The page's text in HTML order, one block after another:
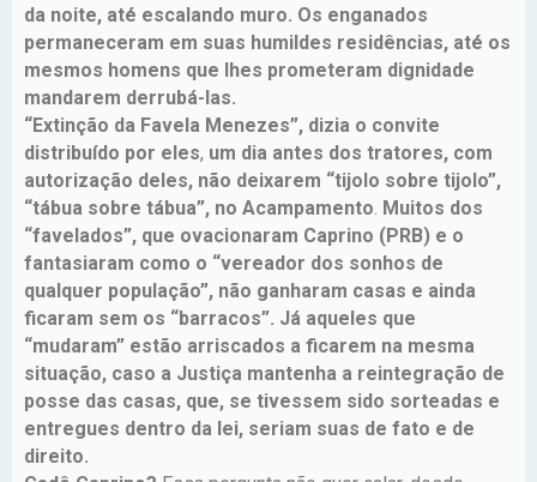
da noite, até escalando muro. Os enganados
permaneceram em suas humildes residências, até os
mesmos homens que lhes prometeram dignidade
mandarem derrubá-las.
“Extinção da Favela Menezes”, dizia o convite
distribuído por eles, um dia antes dos tratores, com
autorização deles, não deixarem “tijolo sobre tijolo”,
“tábua sobre tábua”, no Acampamento. Muitos dos
“favelados”, que ovacionaram Caprino (PRB) e o
fantasiaram como o “vereador dos sonhos de
qualquer população”, não ganharam casas e ainda
ficaram sem os “barracos”. Já aqueles que
“mudaram” estão arriscados a ficarem na mesma
situação, caso a Justiça mantenha a reintegração de
posse das casas, que, se tivessem sido sorteadas e
entregues dentro da lei, seriam suas de fato e de
direito.